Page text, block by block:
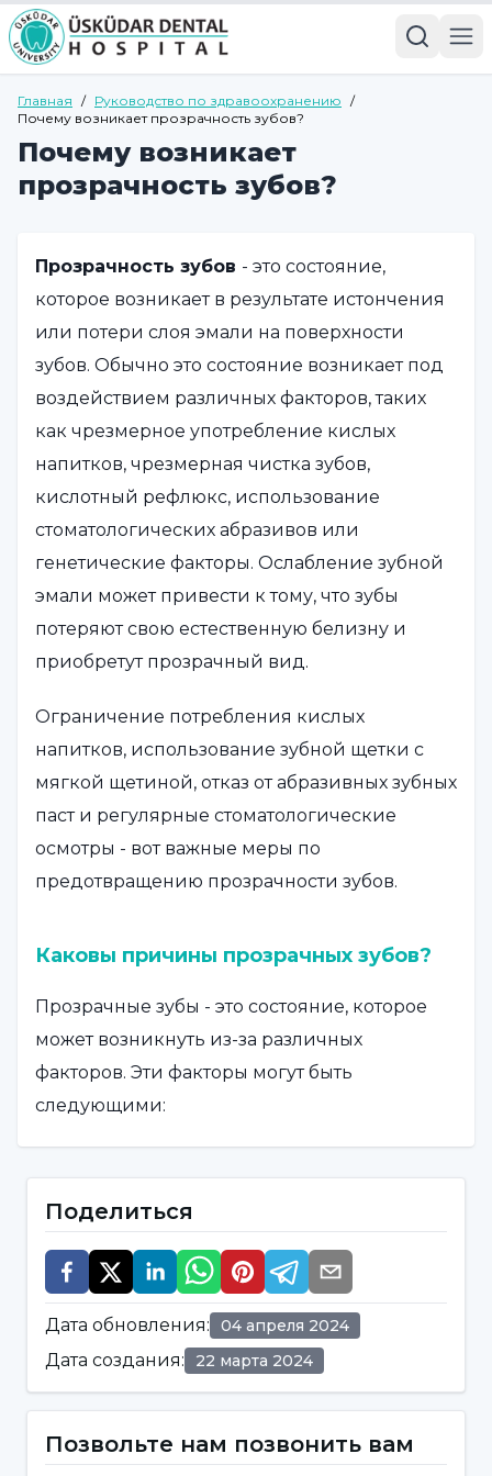
Главная / Руководство по здравоохранению /
Почему возникает прозрачность зубов?
Почему возникает
прозрачность зубов?
Прозрачность зубов - это состояние,
которое возникает в результате истончения
или потери слоя эмали на поверхности
зубов. Обычно это состояние возникает под
воздействием различных факторов, таких
как чрезмерное употребление кислых
напитков, чрезмерная чистка зубов,
кислотный рефлюкс, использование
стоматологических абразивов или
генетические факторы. Ослабление зубной
эмали может привести к тому, что зубы
потеряют свою естественную белизну и
приобретут прозрачный вид.
Ограничение потребления кислых
напитков, использование зубной щетки с
мягкой щетиной, отказ от абразивных зубных
паст и регулярные стоматологические
осмотры - вот важные меры по
предотвращению прозрачности зубов.
Каковы причины прозрачных зубов?
Прозрачные зубы - это состояние, которое
может возникнуть из-за различных
факторов. Эти факторы могут быть
следующими:
кислых напитков может разрушить зубную
эмаль и вызвать прозрачность.
Чрезмерная чистка зубов:Зубные щетки с
жесткой щетиной или слишком
интенсивная чистка зубов могут ослабить
слой эмали и привести к прозрачности.
Кислотный рефлюкс:Попадание
Поделиться
Дата обновления: 04 апреля 2024
Дата создания: 22 марта 2024
Позвольте нам позвонить вам